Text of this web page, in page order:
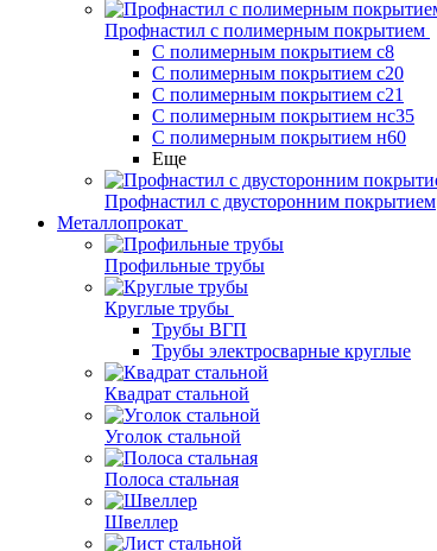
Профнастил с полимерным покрытием
С полимерным покрытием с8
С полимерным покрытием с20
С полимерным покрытием с21
С полимерным покрытием нс35
С полимерным покрытием н60
Еще
Профнастил с двусторонним покрытием
Металлопрокат
Профильные трубы
Круглые трубы
Трубы ВГП
Трубы электросварные круглые
Квадрат стальной
Уголок стальной
Полоса стальная
Швеллер